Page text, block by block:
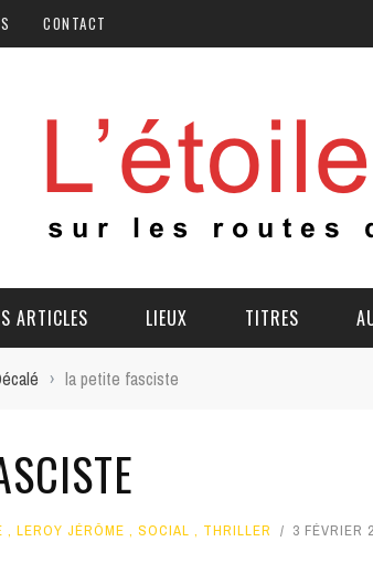
CONTACT
ARTICLES LIEUX TITRES
› la petite fasciste
, LEROY JÉRÔME , SOCIAL , THRILLER 3 FÉVRIER